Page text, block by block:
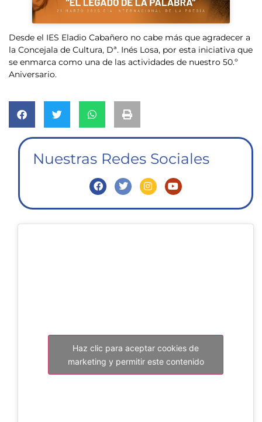
Desde el IES Eladio Cabañero no cabe más que agradecer a
la Concejala de Cultura, Dª. Inés Losa, por esta iniciativa que
se enmarca como una de las actividades de nuestro 50.º
Aniversario.
Nuestras Redes Sociales
Haz clic para aceptar cookies de
marketing y permitir este contenido